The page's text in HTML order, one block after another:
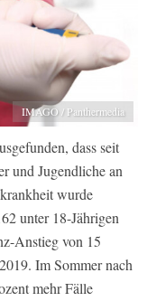
IMAGO / Panthermedia
dass seit
und Jugendliche an
wurde
unter 18-Jährigen
Anstieg von 15
Im Sommer nach
mehr Fälle